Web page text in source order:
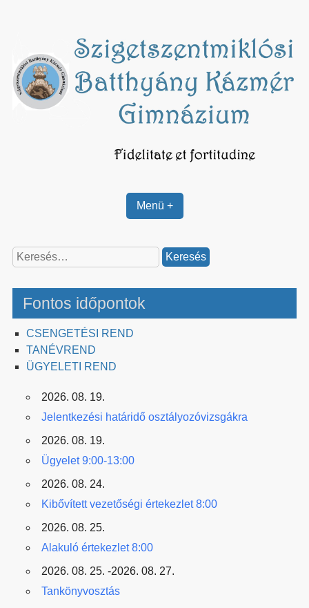
Menü +
Keresés:
Fontos időpontok
CSENGETÉSI REND
TANÉVREND
ÜGYELETI REND
2026. 08. 19.
Jelentkezési határidő osztályozóvizsgákra
2026. 08. 19.
Ügyelet 9:00-13:00
2026. 08. 24.
Kibővített vezetőségi értekezlet 8:00
2026. 08. 25.
Alakuló értekezlet 8:00
2026. 08. 25. -2026. 08. 27.
Tankönyvosztás